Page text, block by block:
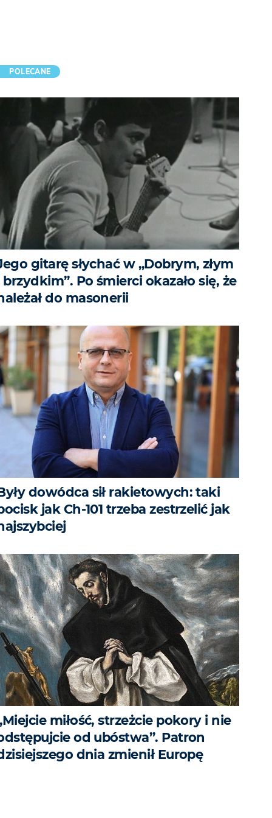
POLECANE
gitarę słychać w „Dobrym, złym
brzydkim”. Po śmierci okazało się, że
do masonerii
dowódca sił rakietowych: taki
jak Ch-101 trzeba zestrzelić jak
miłość, strzeżcie pokory i nie
od ubóstwa”. Patron
dnia zmienił Europę